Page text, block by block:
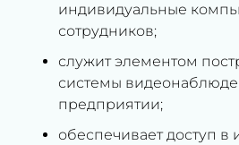
индивидуальные
сотрудников;
служит элементом
системы
предприятии;
обеспечивает доступ в